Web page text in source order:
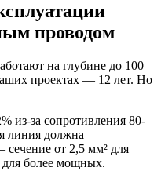
проводом
на глубине до 100
проектах — 12 лет. Но
из-за сопротивления 80-
линия должна
сечение от 2,5 мм² для
для более мощных.